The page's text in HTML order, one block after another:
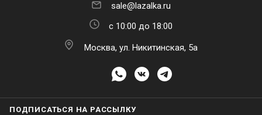
sale@lazalka.ru
с 10:00 до 18:00
Москва, ул. Никитинская, 5а
ПОДПИСАТЬСЯ НА РАССЫЛКУ